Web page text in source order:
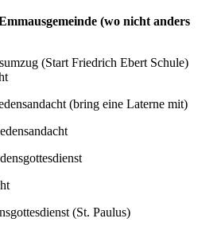
(wo nicht anders
(Start Friedrich Ebert Schule)
(bring eine Laterne mit)
(St. Paulus)